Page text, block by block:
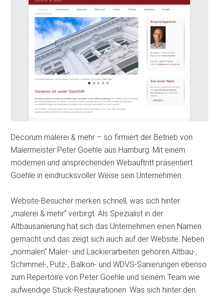
Decorum malerei & mehr – so firmiert der Betrieb von
Malermeister Peter Goehle aus Hamburg. Mit einem
modernen und ansprechenden Webauftritt präsentiert
Goehle in eindrucksvoller Weise sein Unternehmen.
Website-Besucher merken schnell, was sich hinter
„malerei & mehr“ verbirgt. Als Spezialist in der
Altbausanierung hat sich das Unternehmen einen Namen
gemacht und das zeigt sich auch auf der Website. Neben
„normalen“ Maler- und Lackierarbeiten gehören Altbau-,
Schimmel-, Putz-, Balkon- und WDVS-Sanierungen ebenso
zum Repertoire von Peter Goehle und seinem Team wie
aufwendige Stuck-Restaurationen. Was sich hinter den